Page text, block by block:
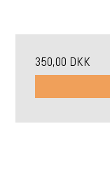
350,00 DKK